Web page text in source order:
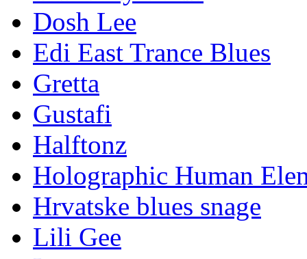
Dosh Lee
Edi East Trance Blues
Gretta
Gustafi
Halftonz
Holographic Human
Hrvatske blues snage
Lili Gee